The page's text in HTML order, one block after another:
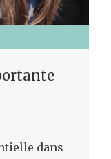
dans